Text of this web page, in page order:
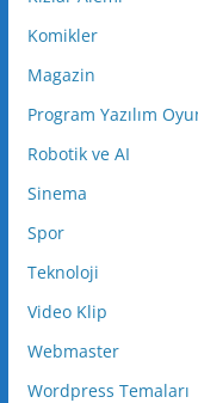
Komikler
Magazin
Program Yazılım
Robotik ve AI
Sinema
Spor
Teknoloji
Video Klip
Webmaster
Wordpress Temaları